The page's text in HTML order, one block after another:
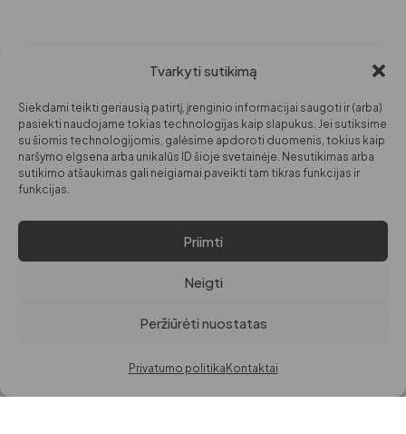
Tvarkyti sutikimą
Siekdami teikti geriausią patirtį, įrenginio informacijai saugoti ir (arba)
pasiekti naudojame tokias technologijas kaip slapukus. Jei sutiksime
su šiomis technologijomis, galėsime apdoroti duomenis, tokius kaip
naršymo elgsena arba unikalūs ID šioje svetainėje. Nesutikimas arba
sutikimo atšaukimas gali neigiamai paveikti tam tikras funkcijas ir
funkcijas.
Priimti
Neigti
Peržiūrėti nuostatas
Privatumo politika Kontaktai
VYRAMS
VAIKAMS
GROŽIUI
INFORMACIJA
KONTAKTAI
VI: 10:00 – 14:00
PRIVATUMO POLITIKA
EL. PARDUOTUVĖS TAISYKLĖS
DigitalGrow | Svetainių kūrimas